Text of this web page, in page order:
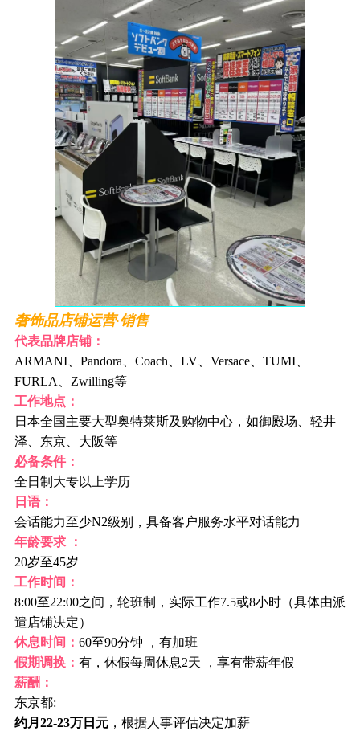
奢饰品店铺运营·销售
代表品牌店铺：
ARMANI、Pandora、Coach、LV、Versace、TUMI、
FURLA、Zwilling等
工作地点：
日本全国主要大型奥特莱斯及购物中心，如御殿场、轻井
泽、东京、大阪等
必备条件：
全日制大专以上学历
日语：
会话能力至少N2级别，具备客户服务水平对话能力
年龄要求 ：
20岁至45岁
工作时间：
8:00至22:00之间，轮班制，实际工作7.5或8小时（具体由派
遣店铺决定）
休息时间： 60至90分钟 ，有加班
假期调换： 有，休假每周休息2天 ，享有带薪年假
薪酬：
东京都:
约月22-23万日元 ，根据人事评估决定加薪